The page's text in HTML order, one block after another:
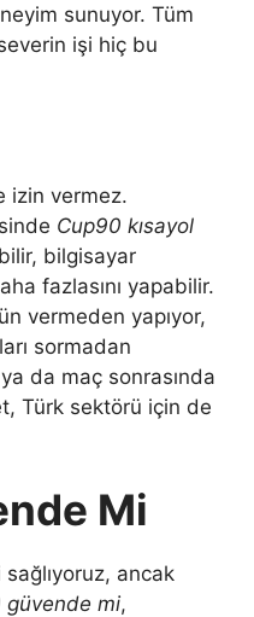
sunuyor. Tüm
işi hiç bu
izin vermez.
Cup90 kısayol
bilgisayar
fazlasını yapabilir.
vermeden yapıyor,
sormadan
da maç sonrasında
Türk sektörü için de
Mi
ancak
güvende mi,